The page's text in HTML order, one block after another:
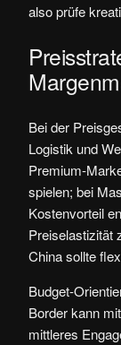
also prüfe
Bei der
Logistik und
Premium-
spielen; bei
Kostenvorteil
Preiselastizität
China sollte
Budget-
Border kann
mittleres